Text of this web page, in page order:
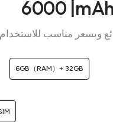
وبسعر مناسب
6GB（RAM）+ 32GB